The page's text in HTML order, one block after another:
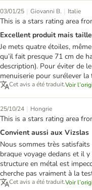
03/01/25 | Giovanni B. | Italie
This is a stars rating area
Excellent produit mais
Je mets quatre étoiles,
qu’il fait presque 71 cm de
description). Pour éviter de
menuiserie pour surélever
Cet avis a été traduit.Voir
25/10/24 | Hongrie
This is a stars rating area
Convient aussi aux Vizslas
Nous sommes très satisfaits
braque voyage dedans et il
structure en métal est
cherche pas vraiment à la
Cet avis a été traduit.Voir